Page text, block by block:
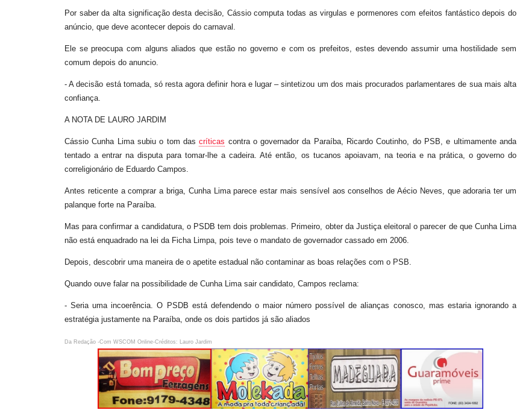
Por saber da alta significação desta decisão, Cássio computa todas as virgulas e pormenores com efeitos fantástico depois do
anúncio, que deve acontecer depois do carnaval.
Ele se preocupa com alguns aliados que estão no governo e com os prefeitos, estes devendo assumir uma hostilidade sem
comum depois do anuncio.
- A decisão está tomada, só resta agora definir hora e lugar – sintetizou um dos mais procurados parlamentares de sua mais alta
confiança.
A NOTA DE LAURO JARDIM
Cássio Cunha Lima subiu o tom dascríticas contra o governador da Paraíba, Ricardo Coutinho, do PSB, e ultimamente anda
tentado a entrar na disputa para tomar-lhe a cadeira. Até então, os tucanos apoiavam, na teoria e na prática, o governo do
correligionário de Eduardo Campos.
Antes reticente a comprar a briga, Cunha Lima parece estar mais sensível aos conselhos de Aécio Neves, que adoraria ter um
palanque forte na Paraíba.
Mas para confirmar a candidatura, o PSDB tem dois problemas. Primeiro, obter da Justiça eleitoral o parecer de que Cunha Lima
não está enquadrado na lei da Ficha Limpa, pois teve o mandato de governador cassado em 2006.
Depois, descobrir uma maneira de o apetite estadual não contaminar as boas relações com o PSB.
Quando ouve falar na possibilidade de Cunha Lima sair candidato, Campos reclama:
- Seria uma incoerência. O PSDB está defendendo o maior número possível de alianças conosco, mas estaria ignorando a
estratégia justamente na Paraíba, onde os dois partidos já são aliados
Da Redação -Com WSCOM Online-Créditos: Lauro Jardim